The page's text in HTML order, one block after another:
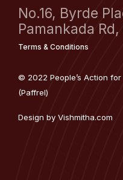
No.16, Byrde
Pamankada
Terms & Conditions
© 2022 People’s Action
(Paffrel)
Design by Vishmitha.com